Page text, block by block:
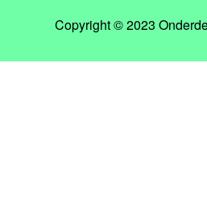
Copyright © 2023